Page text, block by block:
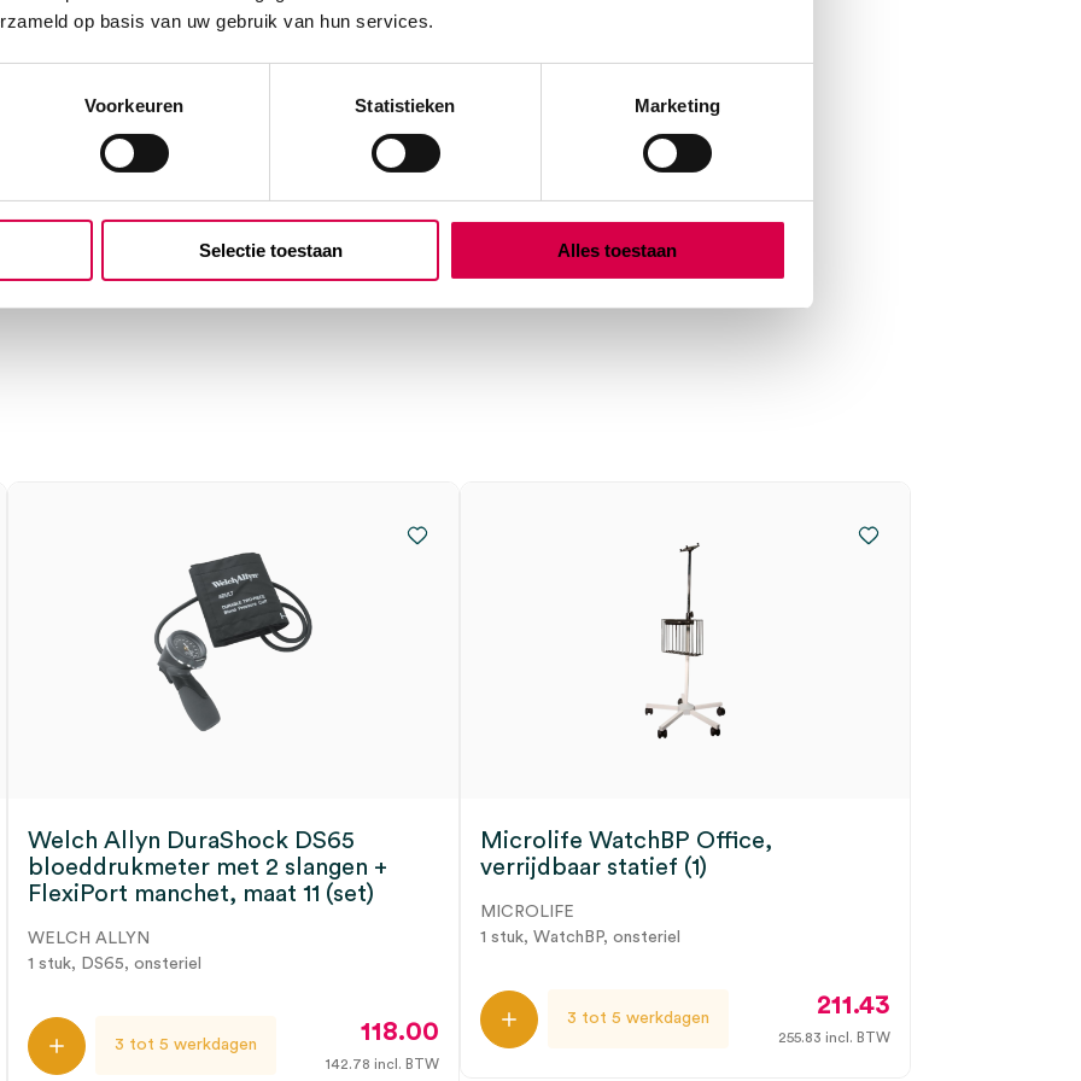
op basis van uw gebruik van hun services.
Voorkeuren Statistieken Marketing
Selectie toestaan Alles toestaan
Welch Allyn DuraShock DS65
bloeddrukmeter met 2 slangen +
FlexiPort manchet, maat 11 (set)
WELCH ALLYN
1 stuk, DS65, onsteriel
3 tot 5 werkdagen 118.00
142.78 incl. BTW
Microlife WatchBP Office,
verrijdbaar statief (1)
MICROLIFE
1 stuk, WatchBP, onsteriel
3 tot 5 werkdagen 211.43
255.83 incl. BTW